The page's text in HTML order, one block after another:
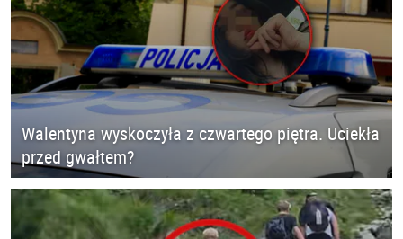
Walentyna wyskoczyła z czwartego piętra. Uciekła
przed gwałtem?